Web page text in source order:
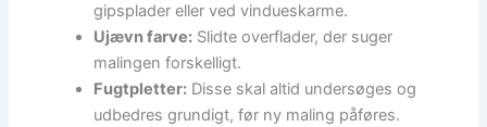
gipsplader eller ved vindueskarme.
Ujævn farve: Slidte overflader, der suger
malingen forskelligt.
Fugtpletter: Disse skal altid undersøges og
udbedres grundigt, før ny maling påføres.